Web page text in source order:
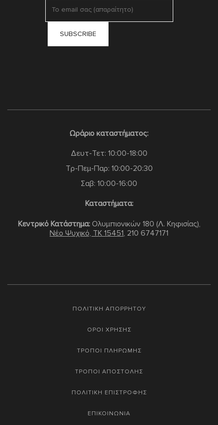
Ωράριο καταστήματος:
Δευτ-Τετ: 10:00-18:00
Τρ-Πεμ-Παρ: 10:00-20:30
Σαβ: 10:00-16:00
Καταστήματα:
Κεντρικό Κατάστημα:Ολυμπιονικών 180 (Λ. Κηφισίας),
Νέο Ψυχικό, TK 15451, 210 6747171
ΠΟΛΙΤΙΚΗ ΑΠΟΡΡΗΤΟΥ
ΟΡΟΙ ΧΡΗΣΗΣ
ΤΡΟΠΟΙ ΠΛΗΡΩΜΗΣ
ΤΡΟΠΟΙ ΑΠΟΣΤΟΛΗΣ
ΠΟΛΙΤΙΚΗ ΕΠΙΣΤΡΟΦΗΣ
ΕΠΙΚΟΙΝΩΝΙΑ